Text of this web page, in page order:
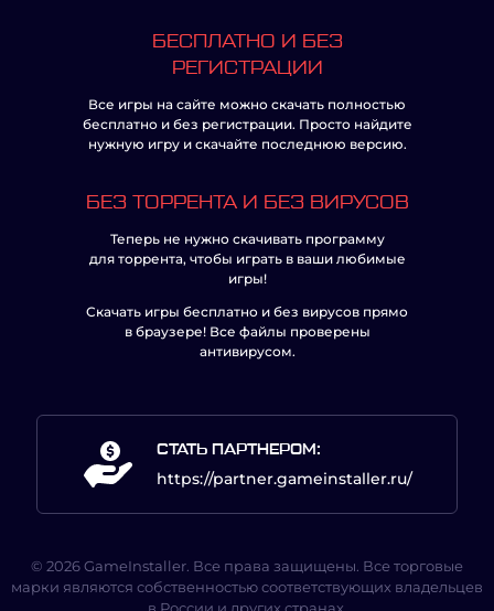
БЕСПЛАТНО И БЕЗ
РЕГИСТРАЦИИ
Все игры на сайте можно скачать полностью
бесплатно и без регистрации. Просто найдите
нужную игру и скачайте последнюю версию.
БЕЗ ТОРРЕНТА И БЕЗ ВИРУСОВ
Теперь не нужно скачивать программу
для торрента, чтобы играть в ваши любимые
игры!
Скачать игры бесплатно и без вирусов прямо
в браузере! Все файлы проверены
антивирусом.
СТАТЬ ПАРТНЕРОМ:
https://partner.gameinstaller.ru/
© 2026 GameInstaller. Все права защищены. Все торговые
марки являются собственностью соответствующих владельцев